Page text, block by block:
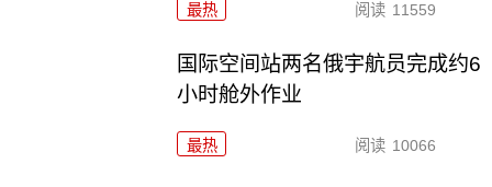
最热 阅读 11559
国际空间站两名俄宇航员完成约6
小时舱外作业
最热 阅读 10066